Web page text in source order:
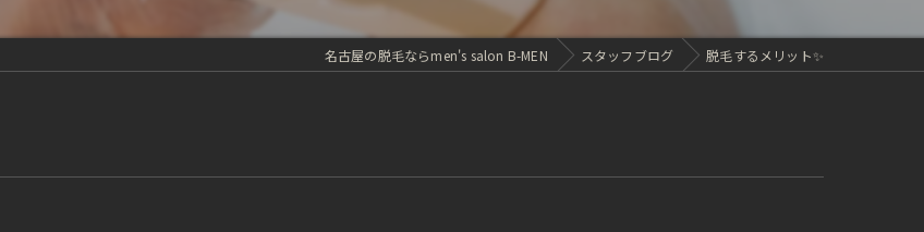
メンズ
VIO
名古屋の脱毛ならmen's salon B-MEN スタッフブログ 脱毛するメリット✨